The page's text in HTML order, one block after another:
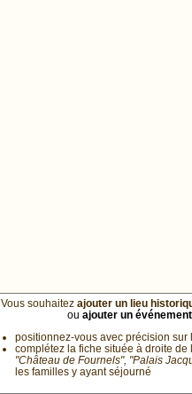
Vous souhaitez ajouter un lieu
ou ajouter un événement
positionnez-vous avec précision
complétez la fiche située à droite
"Château de Fournels", "Palais
les familles y ayant séjourné